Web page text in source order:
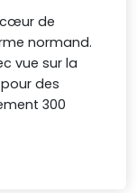
de
normand.
vue sur la
des
300